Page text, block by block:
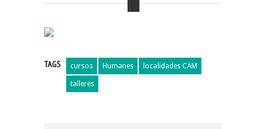
TAGS cursos Humanes localidades CAM
talleres